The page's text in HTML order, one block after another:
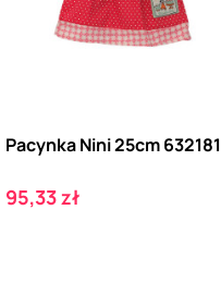
Pacynka Nini 25cm 632181
Cena
95,33 zł